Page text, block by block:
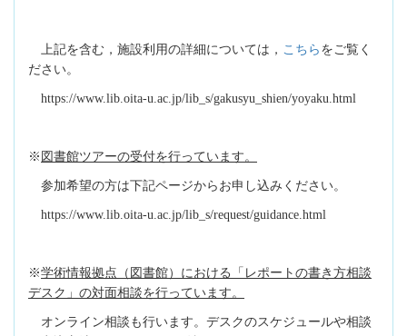
上記を含む，施設利用の詳細については， こちら をご覧く
ださい。
https://www.lib.oita-u.ac.jp/lib_s/gakusyu_shien/yoyaku.html
※ 図書館ツアーの受付を行っています。
参加希望の方は下記ページからお申し込みください。
https://www.lib.oita-u.ac.jp/lib_s/request/guidance.html
※学術情報拠点（図書館）における「レポートの書き方相談
デスク」の対面相談を行っています。
オンライン相談も行います。デスクのスケジュールや相談